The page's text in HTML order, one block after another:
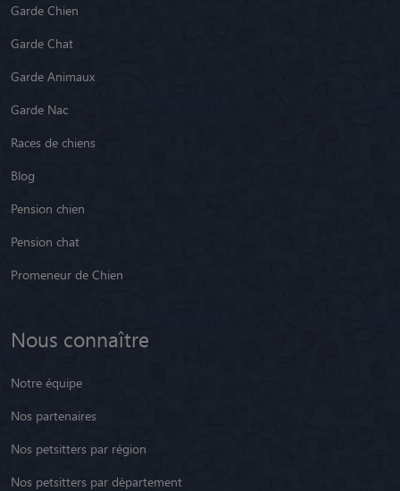
Garde Chien
Garde Chat
Garde Animaux
Garde Nac
Races de chiens
Blog
Pension chien
Pension chat
Promeneur de Chien
Nous connaître
Notre équipe
Nos partenaires
Nos petsitters par région
Nos petsitters par département